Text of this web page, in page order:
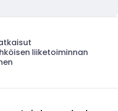
liiketoiminnan